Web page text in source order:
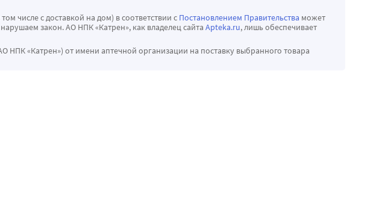
числе с доставкой на дом) в соответствии с Постановлением Правительства может
закон. АО НПК «Катрен», как владелец сайта Apteka.ru, лишь обеспечивает
НПК «Катрен») от имени аптечной организации на поставку выбранного товара